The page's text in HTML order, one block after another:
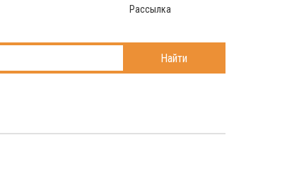
Войти в кабинет
Рассылка
Найти